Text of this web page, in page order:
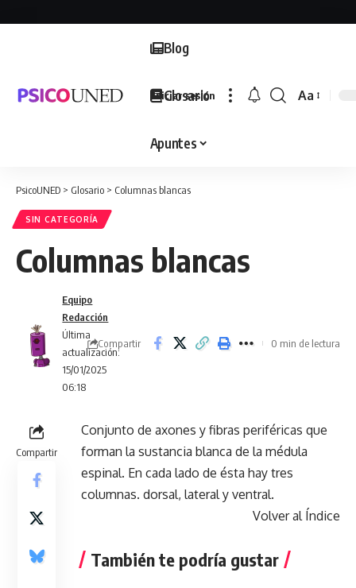
Blog
Glosario
Apuntes
Iniciar sesión
Font
Aa
PsicoUNED > Glosario > Columnas blancas
SIN CATEGORÍA
Columnas blancas
Última
actualización:
15/01/2025
06:18
Equipo
Redacción
Compartir 0 min de lectura
Compartir
Conjunto de axones y fibras periféricas que
forman la sustancia blanca de la médula
espinal. En cada lado de ésta hay tres
columnas. dorsal, lateral y ventral.
Volver al Índice
También te podría gustar